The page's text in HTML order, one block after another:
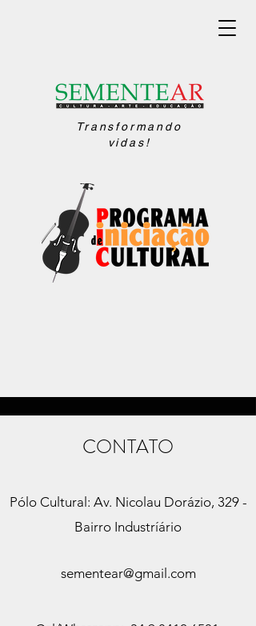
Transformando
vidas!
CONTATO
Pólo Cultural: Av. Nicolau Dorázio, 329 -
Bairro Industríário
sementear@gmail.com